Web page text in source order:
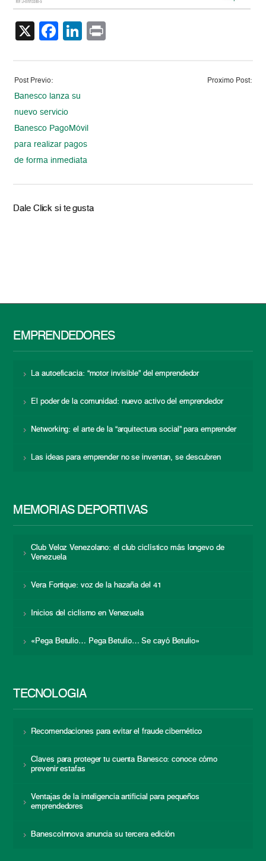
X Facebook
LinkedIn
Post Previo:
Banesco lanza su
nuevo servicio
Banesco PagoMóvil
para realizar pagos
de forma inmediata
Proximo Post:
Dale Click si te gusta
EMPRENDEDORES
La autoeficacia: “motor invisible” del emprendedor
El poder de la comunidad: nuevo activo del emprendedor
Networking: el arte de la “arquitectura social” para emprender
Las ideas para emprender no se inventan, se descubren
MEMORIAS DEPORTIVAS
Club Veloz Venezolano: el club ciclístico más longevo de
Venezuela
Vera Fortique: voz de la hazaña del 41
Inicios del ciclismo en Venezuela
«Pega Betulio… Pega Betulio… Se cayó Betulio»
TECNOLOGÍA
Recomendaciones para evitar el fraude cibernético
Claves para proteger tu cuenta Banesco: conoce cómo
prevenir estafas
Ventajas de la inteligencia artificial para pequeños
emprendedores
BanescoInnova anuncia su tercera edición